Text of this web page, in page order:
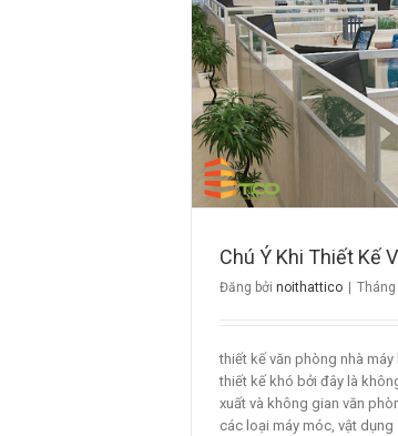
Chú Ý Khi Thiết Kế
Đăng bởi noithattico
thiết kế văn phòng nhà
thiết kế khó bởi đây là
xuất và không gian văn
các loại máy móc, vật